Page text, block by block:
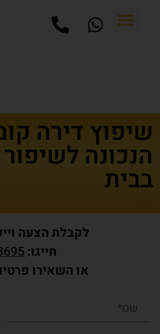
שיפוץ דירה
הנכונה
בבית
לקבלת הצעה
חייגו:
או השאירו